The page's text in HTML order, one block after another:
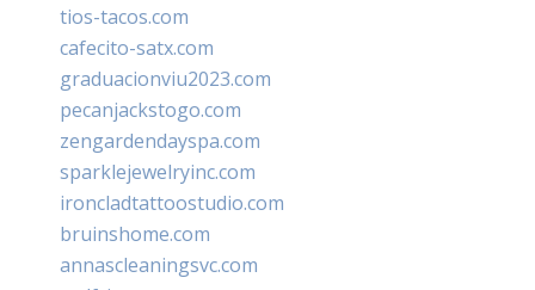
tios-tacos.com
cafecito-satx.com
graduacionviu2023.com
pecanjackstogo.com
zengardendayspa.com
sparklejewelryinc.com
ironcladtattoostudio.com
bruinshome.com
annascleaningsvc.com